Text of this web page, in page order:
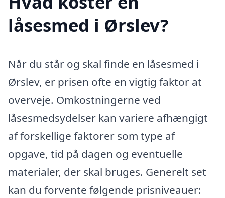
låsesmed i Ørslev?
Når du står og skal finde en låsesmed i
Ørslev, er prisen ofte en vigtig faktor at
overveje. Omkostningerne ved
låsesmedsydelser kan variere afhængigt
af forskellige faktorer som type af
opgave, tid på dagen og eventuelle
materialer, der skal bruges. Generelt set
kan du forvente følgende prisniveauer: